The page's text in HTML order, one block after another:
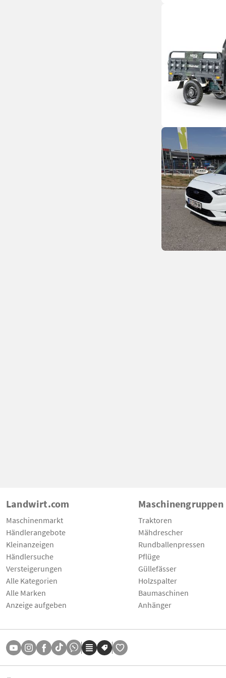
Landwirt.com
Maschinenmarkt
Händlerangebote
Kleinanzeigen
Händlersuche
Versteigerungen
Alle Kategorien
Alle Marken
Anzeige aufgeben
Maschinengruppen
Traktoren
Mähdrescher
Rundballenpressen
Pflüge
Güllefässer
Holzspalter
Baumaschinen
Anhänger